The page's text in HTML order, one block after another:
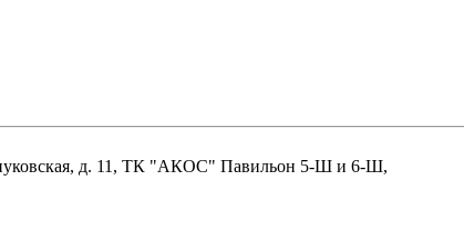
д. 11, ТК "АКОС" Павильон 5-Ш и 6-Ш,